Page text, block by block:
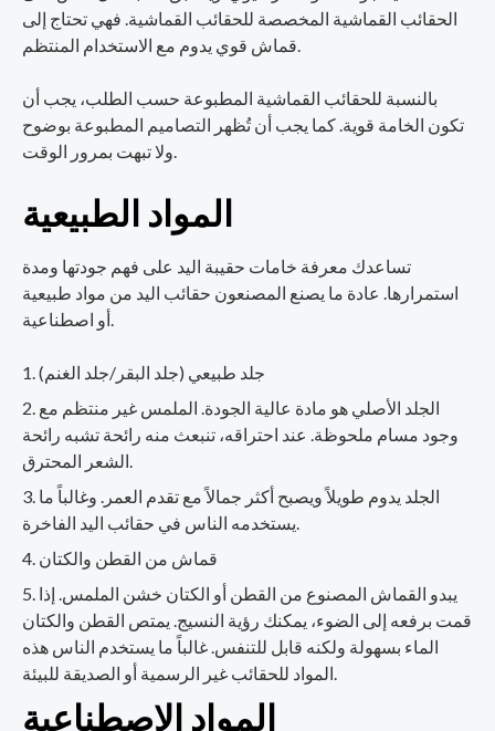
الحقائب القماشية المخصصة للحقائب القماشية. فهي تحتاج إلى
قماش قوي يدوم مع الاستخدام المنتظم.
بالنسبة للحقائب القماشية المطبوعة حسب الطلب، يجب أن
تكون الخامة قوية. كما يجب أن تُظهر التصاميم المطبوعة بوضوح
ولا تبهت بمرور الوقت.
المواد الطبيعية
تساعدك معرفة خامات حقيبة اليد على فهم جودتها ومدة
استمرارها. عادة ما يصنع المصنعون حقائب اليد من مواد طبيعية
أو اصطناعية.
جلد طبيعي (جلد البقر/جلد الغنم)
الجلد الأصلي هو مادة عالية الجودة. الملمس غير منتظم مع
وجود مسام ملحوظة. عند احتراقه، تنبعث منه رائحة تشبه رائحة
الشعر المحترق.
الجلد يدوم طويلاً ويصبح أكثر جمالاً مع تقدم العمر. وغالباً ما
يستخدمه الناس في حقائب اليد الفاخرة.
قماش من القطن والكتان
يبدو القماش المصنوع من القطن أو الكتان خشن الملمس. إذا
قمت برفعه إلى الضوء، يمكنك رؤية النسيج. يمتص القطن والكتان
الماء بسهولة ولكنه قابل للتنفس. غالباً ما يستخدم الناس هذه
المواد للحقائب غير الرسمية أو الصديقة للبيئة.
المواد الاصطناعية